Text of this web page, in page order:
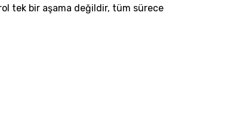
tek bir aşama değildir, tüm sürece